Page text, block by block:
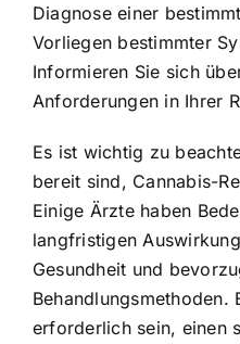
Diagnose einer
Vorliegen bestimmter
Informieren Sie sich
Anforderungen in Ihrer
Es ist wichtig zu
bereit sind, Cannabis-
Einige Ärzte haben
langfristigen
Gesundheit und
Behandlungsmethoden.
erforderlich sein, einen